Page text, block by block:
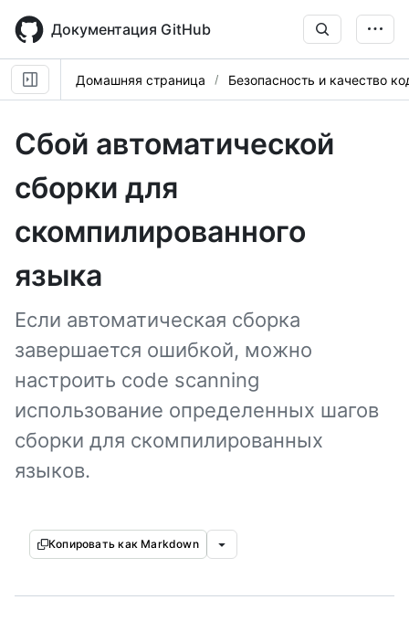
main
content
Документация GitHub
Домашняя страница Безопасность и качество
Сбой автоматической
сборки для
скомпилированного
языка
Если автоматическая сборка
завершается ошибкой, можно
настроить code scanning
использование определенных шагов
сборки для скомпилированных
языков.
Копировать как Markdown